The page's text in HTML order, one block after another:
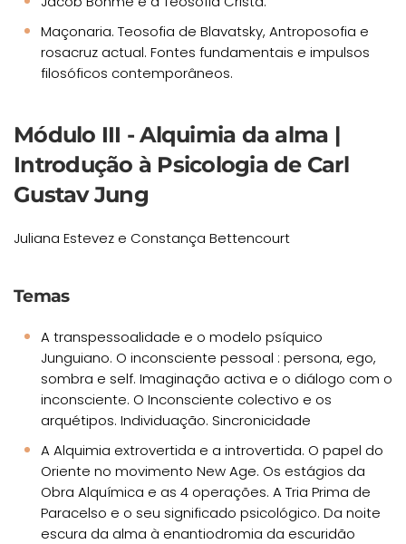
Maçonaria. Teosofia de Blavatsky, Antroposofia e
rosacruz actual. Fontes fundamentais e impulsos
filosóficos contemporâneos.
Módulo III - Alquimia da alma |
Introdução à Psicologia de Carl
Gustav Jung
Juliana Estevez e Constança Bettencourt
Temas
A transpessoalidade e o modelo psíquico
Junguiano. O inconsciente pessoal : persona, ego,
sombra e self. Imaginação activa e o diálogo com o
inconsciente. O Inconsciente colectivo e os
arquétipos. Individuação. Sincronicidade
A Alquimia extrovertida e a introvertida. O papel do
Oriente no movimento New Age. Os estágios da
Obra Alquímica e as 4 operações. A Tria Prima de
Paracelso e o seu significado psicológico. Da noite
escura da alma à enantiodromia da escuridão